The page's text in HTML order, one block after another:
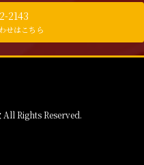
2143
せはこちら
Rights Reserved.